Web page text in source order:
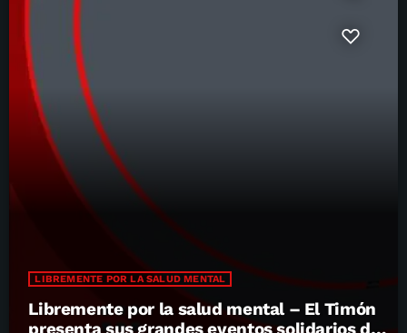
LIBREMENTE POR LA SALUD MENTAL
Libremente por la salud mental – El Timón